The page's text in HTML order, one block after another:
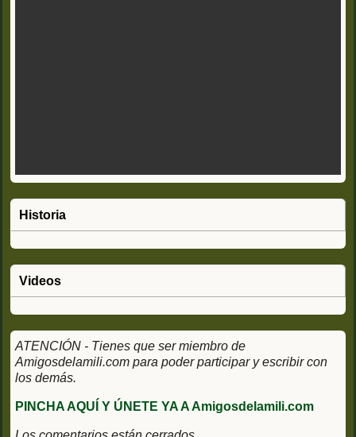
Historia
Videos
ATENCIÓN - Tienes que ser miembro de
Amigosdelamili.com para poder participar y escribir con
los demás.
PINCHA AQUÍ Y ÚNETE YA A Amigosdelamili.com